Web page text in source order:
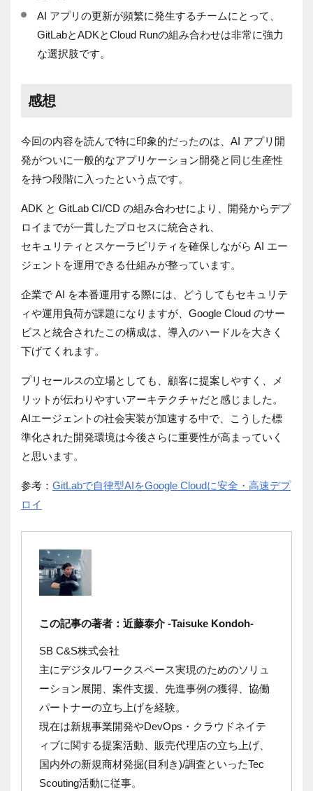
AI アプリの更新が頻繁に発生するチームにとって、
GitLabとADKとCloud Runの組み合わせは非常に強力
な選択肢です。
感想
今回の内容を読んで特に印象的だったのは、AI アプリ開
発がついに一般的なアプリケーション開発と同じ生産性
を持つ段階に入ったという点です。
ADK と GitLab CI/CD の組み合わせにより、開発からデプ
ロイまでが一貫したプロセスに統合され、
セキュリティとスケーラビリティを確保しながら AI エー
ジェントを運用できる仕組みが整っています。
企業で AI を本番運用する際には、どうしてもセキュリテ
ィや運用負荷が課題になりますが、Google Cloud のサー
ビスと統合されたこの構成は、導入のハードルを大きく
下げてくれます。
プリセールスの立場としても、顧客に提案しやすく、メ
リットが伝わりやすいアーキテクチャだと感じました。
AIエージェントの社会実装が加速する中で、こうした標
準化された開発環境は今後さらに重要性が高まっていく
と思います。
参考： GitLabで自律型AIをGoogle Cloudに安全・高速デプ
ロイ
この記事の著者：近藤泰介 -Taisuke Kondoh-
SB C&S株式会社
主にデジタルワークスペース実現のためのソリュ
ーション展開、案件支援、先進事例の獲得、協働
パートナーの立ち上げを経験。
現在は新規事業開発やDevOps・クラウドネイテ
ィブに関する提案活動、販売代理店の立ち上げ、
国内外の新規商材発掘(目利き)/調査といったTec
Scouting活動に従事。